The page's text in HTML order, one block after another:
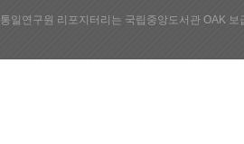
통일연구원 리포지터리는 국립중앙도서관 OAK